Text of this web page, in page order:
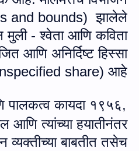
and bounds) झालेले
मुली - श्वेता आणि कविता
आणि अनिर्दिष्ट हिस्‍सा
share) आहे.
पालकत्व कायदा १९५६,
त्यांच्या हयातीनंतर
व्यक्तीच्या बाबतीत तसेच